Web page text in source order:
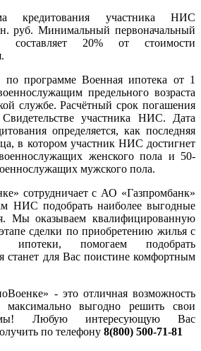
кредитования участника НИС
руб. Минимальный первоначальный
20% от стоимости
по программе Военная ипотека от 1
предельного возраста
службе. Расчётный срок погашения
участника НИС. Дата
определяется, как последняя
в котором участник НИС достигнет
женского пола и 50-
мужского пола.
сотрудничает с АО «Газпромбанк»
НИС подобрать наиболее выгодные
Мы оказываем квалифицированную
сделки по приобретению жилья с
помогаем подобрать
станет для Вас поистине комфортным
- это отличная возможность
максимально выгодно решить свои
Любую интересующую Вас
по телефону 8(800) 500-71-81